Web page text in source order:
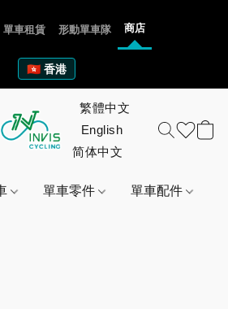
單車租賃 形動單車隊 商店
🇭🇰 香港
單車零件 單車配件